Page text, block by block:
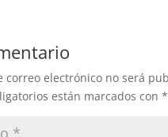
correo electrónico no será
están marcados con *